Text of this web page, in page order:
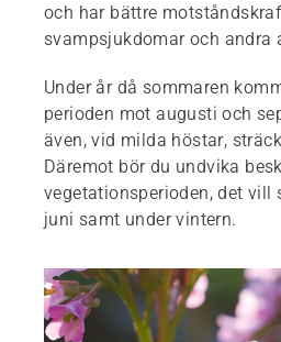
och har bättre
svampsjukdomar och andra
Under år då sommaren
perioden mot augusti och
även, vid milda höstar,
Däremot bör du undvika
vegetationsperioden, det vill
juni samt under vintern.